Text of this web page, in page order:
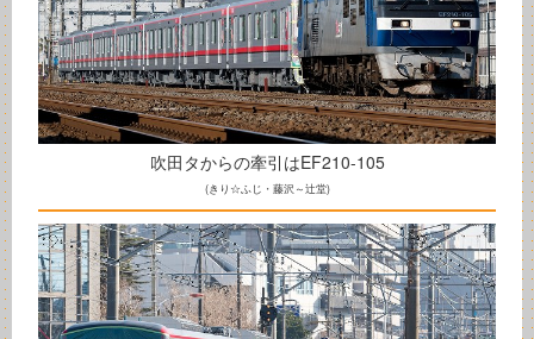
吹田タからの牽引はEF210-105
(きり☆ふじ・藤沢～辻堂)